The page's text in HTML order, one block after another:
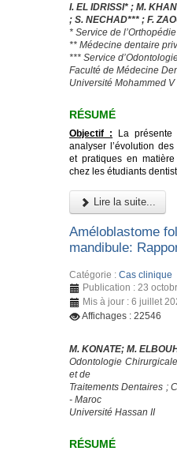
I. EL IDRISSI* ; M.
; S. NECHAD*** ; F.
* Service de
** Médecine dentaire
*** Service
Faculté de Médecine
Université Mohammed V
RÉSUMÉ
Objectif : La
analyser l’évolution
et pratiques en matière
chez les étudiants
Lire la suite...
Améloblastome
mandibule:
Catégorie : Cas clinique
Publication : 23
Mis à jour : 6 juillet
Affichages : 22546
M. KONATE; M.
Odontologie
et de
Traitements Dentaires ;
- Maroc
Université Hassan II
RÉSUMÉ